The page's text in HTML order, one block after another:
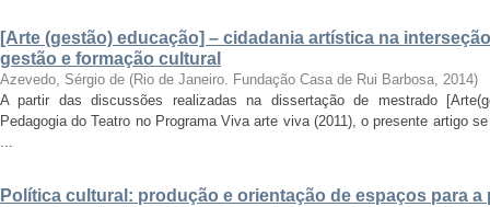
[Arte (gestão) educação] – cidadania artística na
gestão e formação cultural
Azevedo, Sérgio de (Rio de Janeiro. Fundação Casa de Rui Barbosa, 2014)
A partir das discussões realizadas na dissertação de mestrado
Pedagogia do Teatro no Programa Viva arte viva (2011), o presente artigo
...
Política cultural: produção e orientação de espaços para